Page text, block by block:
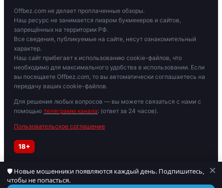
Offbez.com не делает проплаченные обзоры.
Наш ресурс не занимается пиаром букмекеров и сайтов,
запрещённых на территории РФ.
Все сведения, публикуемые на сайте, несут ознакомительный
характер.
Наш сайт прибегает к использованию cookie-файлов, что
необходимо для максимального удобства в использовании. Если
вы посещаете Offbez.com, то вы автоматически соглашаетесь на
передачу ваших cookie-файлов.
Для решения любых вопросов — вы можете связаться с нами с
помощью телеграмм канала: (ответ за 24 часов).
Пользовательское соглашение
18+
Играйте осторожно. При признаках зависимости обратитесь к
специалисту. Материалы для лиц старше 18 лет.
🛡 Новые мошенники появляются каждый день. Подпишитесь,
чтобы не попасться.
×